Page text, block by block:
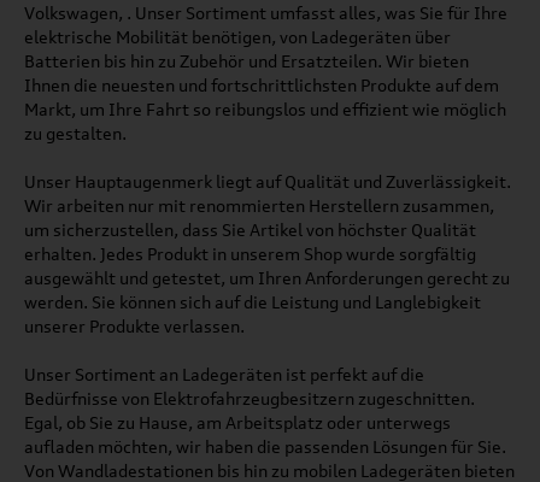
Volkswagen, . Unser Sortiment umfasst alles, was Sie für Ihre
elektrische Mobilität benötigen, von Ladegeräten über
Batterien bis hin zu Zubehör und Ersatzteilen. Wir bieten
Ihnen die neuesten und fortschrittlichsten Produkte auf dem
Markt, um Ihre Fahrt so reibungslos und effizient wie möglich
zu gestalten.
Unser Hauptaugenmerk liegt auf Qualität und Zuverlässigkeit.
Wir arbeiten nur mit renommierten Herstellern zusammen,
um sicherzustellen, dass Sie Artikel von höchster Qualität
erhalten. Jedes Produkt in unserem Shop wurde sorgfältig
ausgewählt und getestet, um Ihren Anforderungen gerecht zu
werden. Sie können sich auf die Leistung und Langlebigkeit
unserer Produkte verlassen.
Unser Sortiment an Ladegeräten ist perfekt auf die
Bedürfnisse von Elektrofahrzeugbesitzern zugeschnitten.
Egal, ob Sie zu Hause, am Arbeitsplatz oder unterwegs
aufladen möchten, wir haben die passenden Lösungen für Sie.
Von Wandladestationen bis hin zu mobilen Ladegeräten bieten